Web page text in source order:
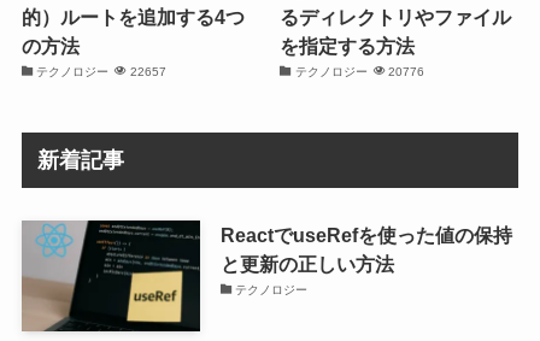
的）ルートを追加する4つ
の方法
テクノロジー 22657
るディレクトリやファイル
を指定する方法
テクノロジー 20776
新着記事
ReactでuseRefを使った値の保持
と更新の正しい方法
テクノロジー